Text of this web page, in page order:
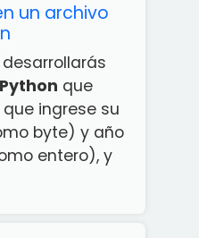
un archivo
desarrollarás
que
ingrese su
byte) y año
entero), y